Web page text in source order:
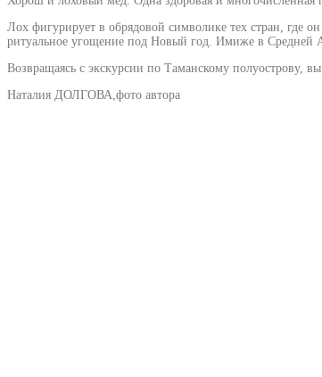
Лох фигурирует в обрядовой символике тех стран, где
ритуальное угощение под Новый год. Имиже в Средней
Возвращаясь с экскурсии по Таманскому полуострову,
Наталия ДОЛГОВА,фото автора